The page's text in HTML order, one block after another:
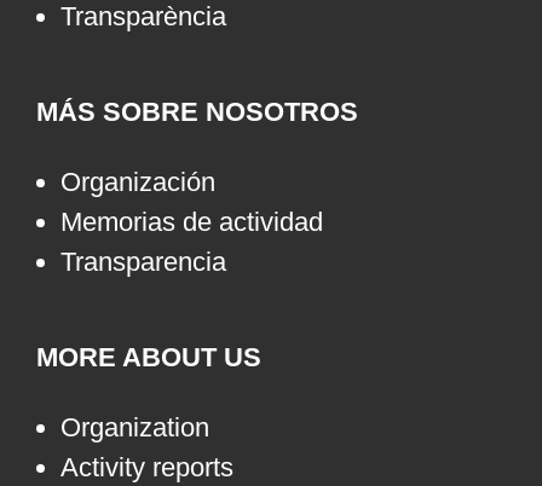
Transparència
MÁS SOBRE NOSOTROS
Organización
Memorias de actividad
Transparencia
MORE ABOUT US
Organization
Activity reports